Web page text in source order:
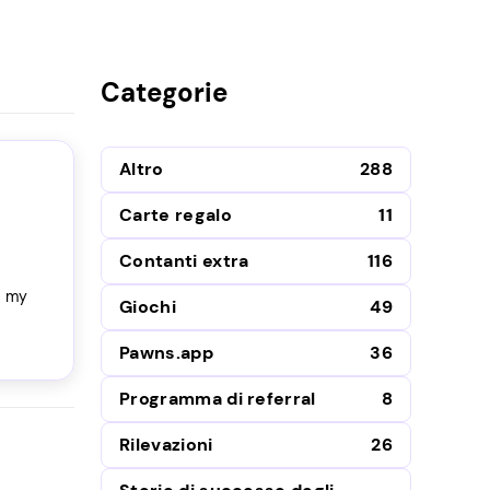
my
Categorie
Altro
288
Carte regalo
11
Contanti extra
116
Giochi
49
Pawns.app
36
Programma di referral
8
Rilevazioni
26